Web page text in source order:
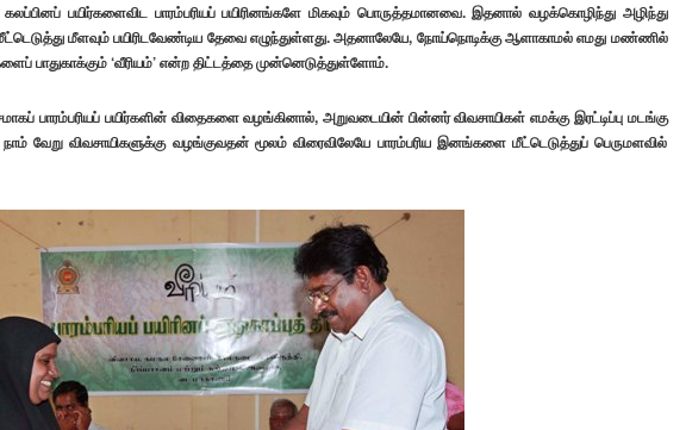
பயிர்களைவிட பாரம்பரியப் பயிரினங்களே மிகவும் பொருத்தமானவை. இதனால் வழக்கொழிந்து அழிந்து
மீளவும் பயிரிடவேண்டிய தேவை எழுந்துள்ளது. அதனாலேயே, நோய்நொடிக்கு ஆளாகாமல் எமது மண்ணில்
பாதுகாக்கும் ‘வீரியம்’ என்ற திட்டத்தை முன்னெடுத்துள்ளோம்.
பாரம்பரியப் பயிர்களின் விதைகளை வழங்கினால், அறுவடையின் பின்னர் விவசாயிகள் எமக்கு இரட்டிப்பு மடங்கு
விவசாயிகளுக்கு வழங்குவதன் மூலம் விரைவிலேயே பாரம்பரிய இனங்களை மீட்டெடுத்துப் பெருமளவில்